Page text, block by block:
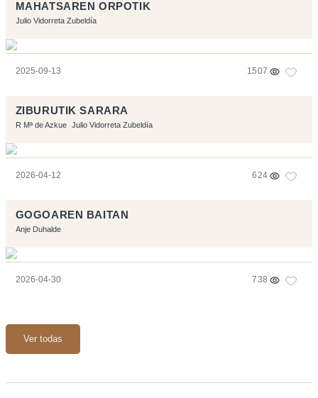
MAHATSAREN ORPOTIK
Julio Vidorreta Zubeldía
2025-09-13 1507
ZIBURUTIK SARARA
R Mª de Azkue Julio Vidorreta Zubeldía
2026-04-12 624
GOGOAREN BAITAN
Anje Duhalde
2026-04-30 738
Ver todas